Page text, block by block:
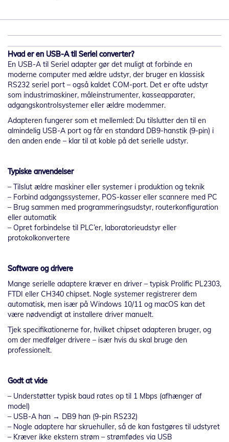
Hvad er en USB-A til Seriel converter?
En USB-A til Seriel adapter gør det muligt at forbinde en
moderne computer med ældre udstyr, der bruger en klassisk
RS232 seriel port – også kaldet COM-port. Det er ofte udstyr
som industrimaskiner, måleinstrumenter, kasseapparater,
adgangskontrolsystemer eller ældre modemmer.
Adapteren fungerer som et mellemled: Du tilslutter den til en
almindelig USB-A port og får en standard DB9-hanstik (9-pin) i
den anden ende – klar til at koble på det serielle udstyr.
Typiske anvendelser
– Tilslut ældre maskiner eller systemer i produktion og teknik
– Forbind adgangssystemer, POS-kasser eller scannere med PC
– Brug sammen med programmeringsudstyr, routerkonfiguration
eller automatik
– Opret forbindelse til PLC’er, laboratorieudstyr eller
protokolkonvertere
Software og drivere
Mange serielle adaptere kræver en driver – typisk Prolific PL2303,
FTDI eller CH340 chipset. Nogle systemer registrerer dem
automatisk, men især på Windows 10/11 og macOS kan det
være nødvendigt at installere driver manuelt.
Tjek specifikationerne for, hvilket chipset adapteren bruger, og
om der medfølger drivere – især hvis du skal bruge den
professionelt.
Godt at vide
– Understøtter typisk baud rates op til 1 Mbps (afhænger af
model)
– USB-A han → DB9 han (9-pin RS232)
– Nogle adaptere har skruehuller, så de kan fastgøres til udstyret
– Kræver ikke ekstern strøm – strømfødes via USB